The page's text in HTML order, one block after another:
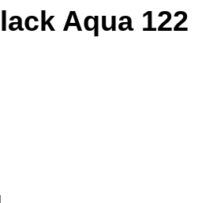
Aqua 122